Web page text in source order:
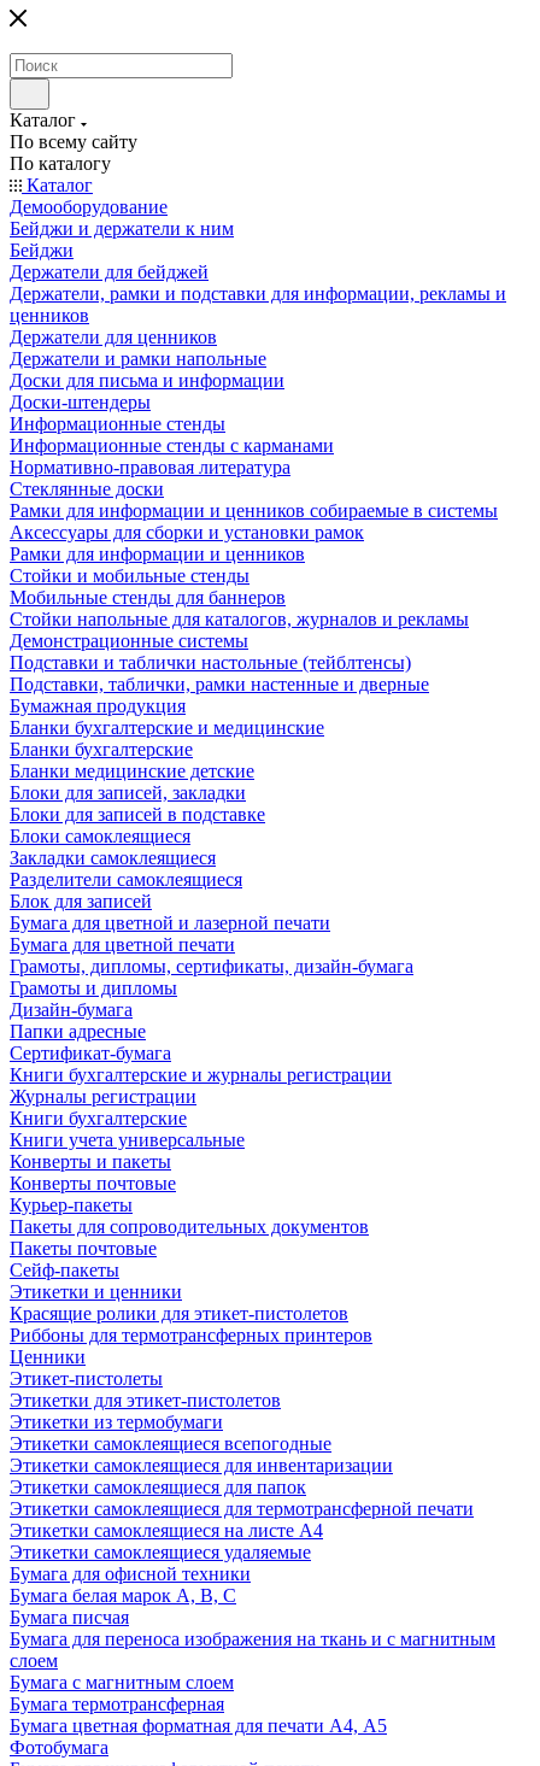
Каталог
По всему сайту
По каталогу
Каталог
Демооборудование
Бейджи и держатели к ним
Бейджи
Держатели для бейджей
Держатели, рамки и подставки для информации, рекламы и
ценников
Держатели для ценников
Держатели и рамки напольные
Доски для письма и информации
Доски-штендеры
Информационные стенды
Информационные стенды с карманами
Нормативно-правовая литература
Стеклянные доски
Рамки для информации и ценников собираемые в системы
Аксессуары для сборки и установки рамок
Рамки для информации и ценников
Стойки и мобильные стенды
Мобильные стенды для баннеров
Стойки напольные для каталогов, журналов и рекламы
Демонстрационные системы
Подставки и таблички настольные (тейблтенсы)
Подставки, таблички, рамки настенные и дверные
Бумажная продукция
Бланки бухгалтерские и медицинские
Бланки бухгалтерские
Бланки медицинские детские
Блоки для записей, закладки
Блоки для записей в подставке
Блоки самоклеящиеся
Закладки самоклеящиеся
Разделители самоклеящиеся
Блок для записей
Бумага для цветной и лазерной печати
Бумага для цветной печати
Грамоты, дипломы, сертификаты, дизайн-бумага
Грамоты и дипломы
Дизайн-бумага
Папки адресные
Сертификат-бумага
Книги бухгалтерские и журналы регистрации
Журналы регистрации
Книги бухгалтерские
Книги учета универсальные
Конверты и пакеты
Конверты почтовые
Курьер-пакеты
Пакеты для сопроводительных документов
Пакеты почтовые
Сейф-пакеты
Этикетки и ценники
Красящие ролики для этикет-пистолетов
Риббоны для термотрансферных принтеров
Ценники
Этикет-пистолеты
Этикетки для этикет-пистолетов
Этикетки из термобумаги
Этикетки самоклеящиеся всепогодные
Этикетки самоклеящиеся для инвентаризации
Этикетки самоклеящиеся для папок
Этикетки самоклеящиеся для термотрансферной печати
Этикетки самоклеящиеся на листе А4
Этикетки самоклеящиеся удаляемые
Бумага для офисной техники
Бумага белая марок А, В, С
Бумага писчая
Бумага для переноса изображения на ткань и с магнитным
слоем
Бумага с магнитным слоем
Бумага термотрансферная
Бумага цветная форматная для печати А4, А5
Фотобумага